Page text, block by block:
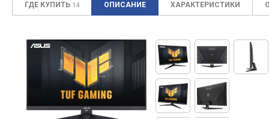
ГДЕ КУПИТЬ 14 ОПИСАНИЕ ХАРАКТЕРИСТИКИ